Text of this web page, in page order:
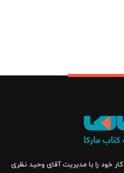
بانک کتاب مارکا در سال 1383 کار خود را با مدیریت آقای وحید نظری